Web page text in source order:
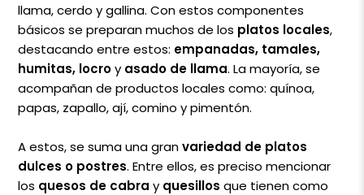
llama, cerdo y gallina. Con estos componentes
básicos se preparan muchos de los platos locales,
destacando entre estos: empanadas, tamales,
humitas, locroy asado de llama. La mayoría, se
acompañan de productos locales como: quínoa,
papas, zapallo, ají, comino y pimentón.
A estos, se suma una granvariedad de platos
dulces o postres. Entre ellos, es preciso mencionar
los quesos de cabra y quesillos que tienen como